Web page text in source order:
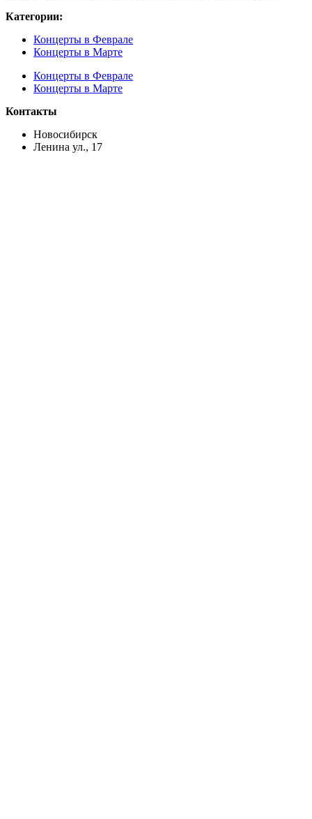
Категории:
Концерты в Феврале
Концерты в Марте
Концерты в Феврале
Концерты в Марте
Контакты
Новосибирск
Ленина ул., 17